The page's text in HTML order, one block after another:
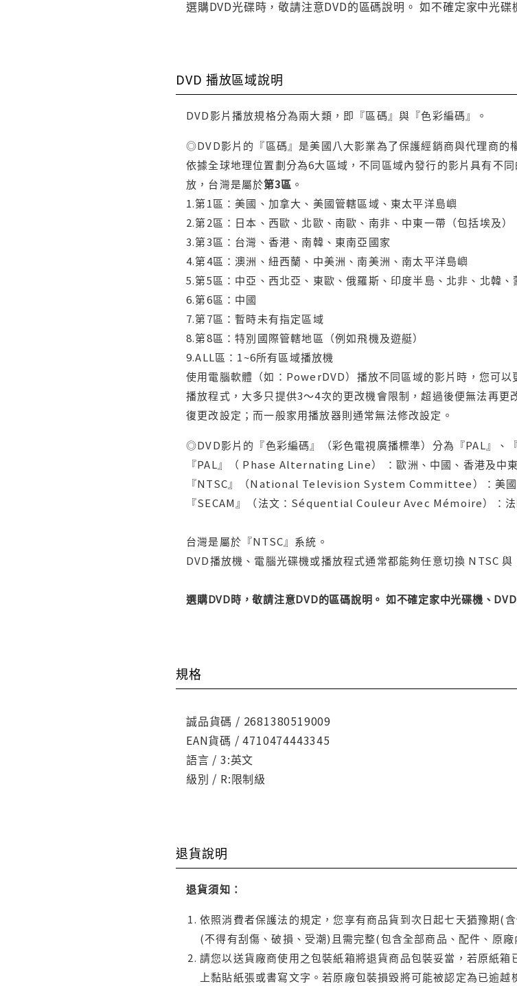
選購DVD光碟時，敬請注意DVD的區碼說明。 如不確定家中光
DVD 播放區域說明
DVD影片播放規格分為兩大類，即『區碼』與『色彩編碼』。
◎DVD影片的『區碼』是美國八大影業為了保護經銷商與代理商的
依據全球地理位置劃分為6大區域，不同區域內發行的影片具有不
放，台灣是屬於第3區 。
1.第1區：美國、加拿大、美國管轄區域、東太平洋島嶼
2.第2區：日本、西歐、北歐、南歐、南非、中東一帶（包括埃及）
3.第3區：台灣、香港、南韓、東南亞國家
4.第4區：澳洲、紐西蘭、中美洲、南美洲、南太平洋島嶼
5.第5區：中亞、西北亞、東歐、俄羅斯、印度半島、北非、北韓、
6.第6區：中國
7.第7區：暫時未有指定區域
8.第8區：特別國際管轄地區（例如飛機及遊艇）
9.ALL區：1~6所有區域播放機
使用電腦軟體（如：PowerDVD）播放不同區域的影片時，您可
播放程式，大多只提供3～4次的更改機會限制，超過後便無法再
復更改設定；而一般家用播放器則通常無法修改設定。
◎DVD影片的『色彩編碼』（彩色電視廣播標準）分為『PAL』、
『PAL』（ Phase Alternating Line） ：歐洲、中國、香港及中
『NTSC』（National Television System Committee）：美國
『SECAM』（法文：Séquential Couleur Avec Mémoire）：法
台灣是屬於『NTSC』系統。
DVD播放機、電腦光碟機或播放程式通常都能夠任意切換 NTSC 與
選購DVD時，敬請注意DVD的區碼說明。 如不確定家中光碟機、
規格
誠品貨碼 / 2681380519009
EAN貨碼 / 4710474443345
語言 / 3:英文
級別 / R:限制級
退貨說明
退貨須知：
依照消費者保護法的規定，您享有商品貨到次日起七天猶豫期(
(不得有刮傷、破損、受潮)且需完整(包含全部商品、配件、原
請您以送貨廠商使用之包裝紙箱將退貨商品包裝妥當，若原紙
上黏貼紙張或書寫文字。若原廠包裝損毀將可能被認定為已逾